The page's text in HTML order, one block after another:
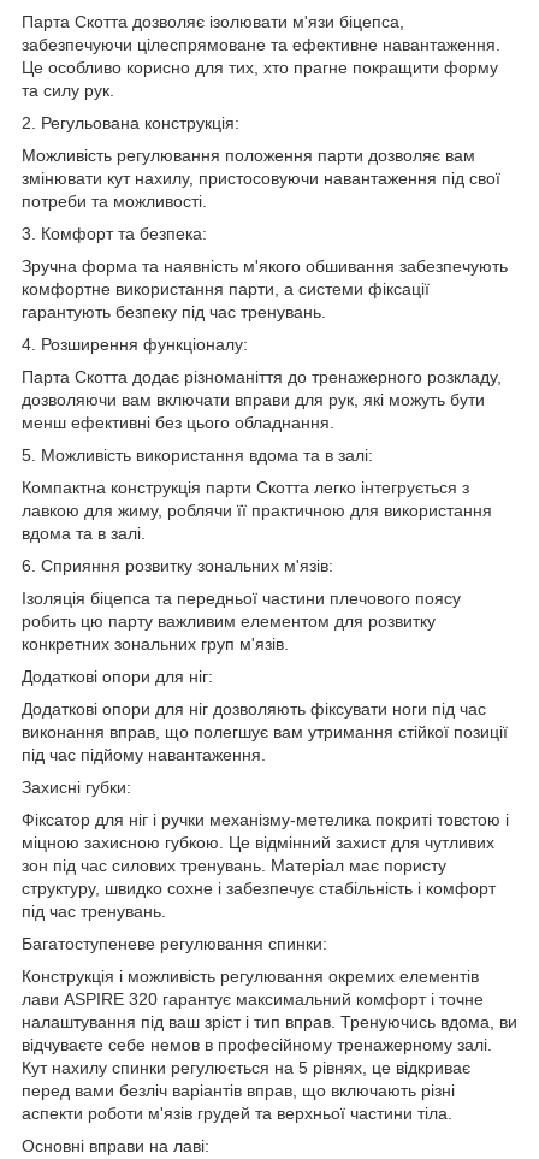
Парта Скотта дозволяє ізолювати м'язи біцепса,
забезпечуючи цілеспрямоване та ефективне навантаження.
Це особливо корисно для тих, хто прагне покращити форму
та силу рук.
2. Регульована конструкція:
Можливість регулювання положення парти дозволяє вам
змінювати кут нахилу, пристосовуючи навантаження під свої
потреби та можливості.
3. Комфорт та безпека:
Зручна форма та наявність м'якого обшивання забезпечують
комфортне використання парти, а системи фіксації
гарантують безпеку під час тренувань.
4. Розширення функціоналу:
Парта Скотта додає різноманіття до тренажерного розкладу,
дозволяючи вам включати вправи для рук, які можуть бути
менш ефективні без цього обладнання.
5. Можливість використання вдома та в залі:
Компактна конструкція парти Скотта легко інтегрується з
лавкою для жиму, роблячи її практичною для використання
вдома та в залі.
6. Сприяння розвитку зональних м'язів:
Ізоляція біцепса та передньої частини плечового поясу
робить цю парту важливим елементом для розвитку
конкретних зональних груп м'язів.
Додаткові опори для ніг:
Додаткові опори для ніг дозволяють фіксувати ноги під час
виконання вправ, що полегшує вам утримання стійкої позиції
під час підйому навантаження.
Захисні губки:
Фіксатор для ніг і ручки механізму-метелика покриті товстою і
міцною захисною губкою. Це відмінний захист для чутливих
зон під час силових тренувань. Матеріал має пористу
структуру, швидко сохне і забезпечує стабільність і комфорт
під час тренувань.
Багатоступеневе регулювання спинки:
Конструкція і можливість регулювання окремих елементів
лави ASPIRE 320 гарантує максимальний комфорт і точне
налаштування під ваш зріст і тип вправ. Тренуючись вдома, ви
відчуваєте себе немов в професійному тренажерному залі.
Кут нахилу спинки регулюється на 5 рівнях, це відкриває
перед вами безліч варіантів вправ, що включають різні
аспекти роботи м'язів грудей та верхньої частини тіла.
Основні вправи на лаві: